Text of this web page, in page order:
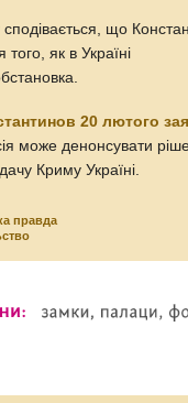
сподівається, що
того, як в Україні
20 лютого
може денонсувати
Криму Україні.
правда